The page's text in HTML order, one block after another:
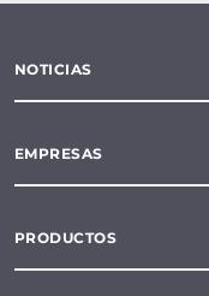
NOTICIAS
EMPRESAS
PRODUCTOS